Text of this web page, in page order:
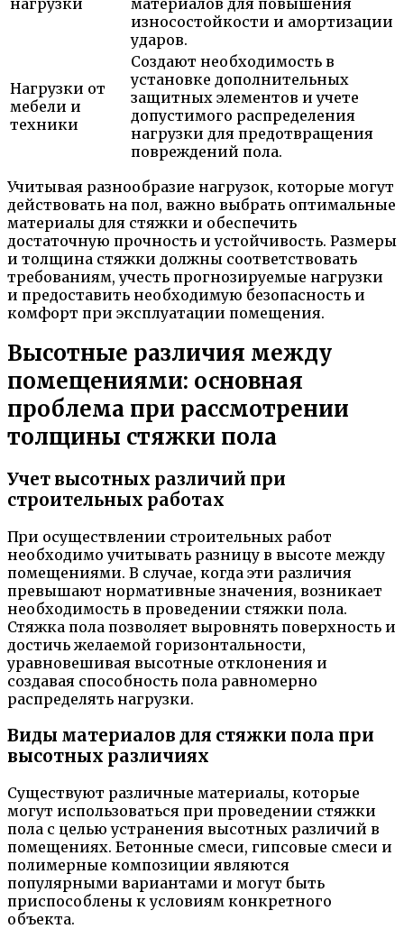
износостойкости и амортизации
ударов.
Нагрузки от
мебели и
техники
Создают необходимость в
установке дополнительных
защитных элементов и учете
допустимого распределения
нагрузки для предотвращения
повреждений пола.
Учитывая разнообразие нагрузок, которые могут
действовать на пол, важно выбрать оптимальные
материалы для стяжки и обеспечить
достаточную прочность и устойчивость. Размеры
и толщина стяжки должны соответствовать
требованиям, учесть прогнозируемые нагрузки
и предоставить необходимую безопасность и
комфорт при эксплуатации помещения.
Высотные различия между
помещениями: основная
проблема при рассмотрении
толщины стяжки пола
Учет высотных различий при
строительных работах
При осуществлении строительных работ
необходимо учитывать разницу в высоте между
помещениями. В случае, когда эти различия
превышают нормативные значения, возникает
необходимость в проведении стяжки пола.
Стяжка пола позволяет выровнять поверхность и
достичь желаемой горизонтальности,
уравновешивая высотные отклонения и
создавая способность пола равномерно
распределять нагрузки.
Виды материалов для стяжки пола при
высотных различиях
Существуют различные материалы, которые
могут использоваться при проведении стяжки
пола с целью устранения высотных различий в
помещениях. Бетонные смеси, гипсовые смеси и
полимерные композиции являются
популярными вариантами и могут быть
приспособлены к условиям конкретного
объекта.